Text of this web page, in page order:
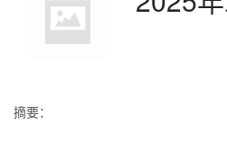
摘要：